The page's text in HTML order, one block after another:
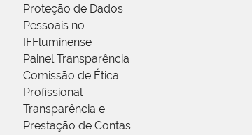
Proteção de Dados
Pessoais no
IFFluminense
Painel Transparência
Comissão de Ética
Profissional
Transparência e
Prestação de Contas